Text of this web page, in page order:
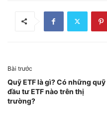
Bài trước
Quỹ ETF là gì? Có những quỹ
đầu tư ETF nào trên thị
trường?